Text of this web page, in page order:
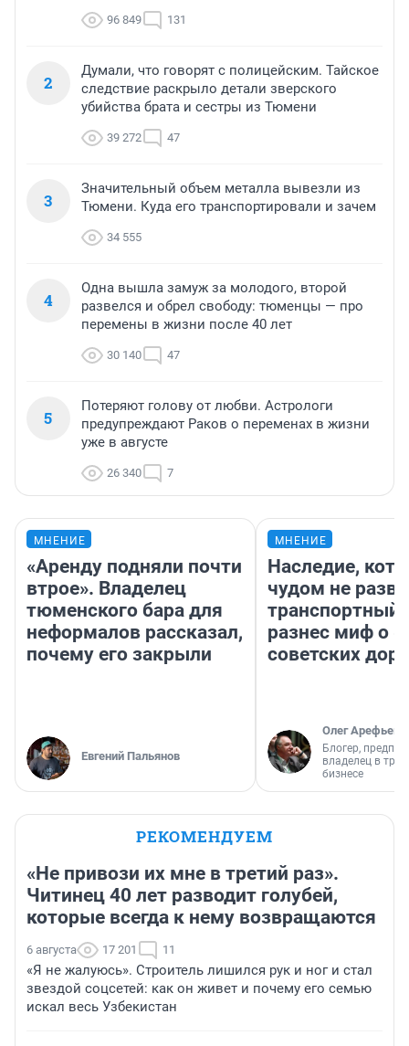
96 849 131
2
Думали, что говорят с полицейским. Тайское
следствие раскрыло детали зверского
убийства брата и сестры из Тюмени
39 272 47
3
Значительный объем металла вывезли из
Тюмени. Куда его транспортировали и зачем
34 555
4
Одна вышла замуж за молодого, второй
развелся и обрел свободу: тюменцы — про
перемены в жизни после 40 лет
30 140 47
5
Потеряют голову от любви. Астрологи
предупреждают Раков о переменах в жизни
уже в августе
26 340 7
МНЕНИЕ
«Аренду подняли почти
втрое». Владелец
тюменского бара для
неформалов рассказал,
почему его закрыли
Евгений Пальянов
МНЕНИЕ
Наследие,
чудом не
транспортный
разнес миф о
советских
Олег Арефьев
Блогер,
владелец в
бизнесе
РЕКОМЕНДУЕМ
«Не привози их мне в третий раз».
Читинец 40 лет разводит голубей,
которые всегда к нему возвращаются
6 августа 17 201 11
«Я не жалуюсь». Строитель лишился рук и ног и стал
звездой соцсетей: как он живет и почему его семью
искал весь Узбекистан